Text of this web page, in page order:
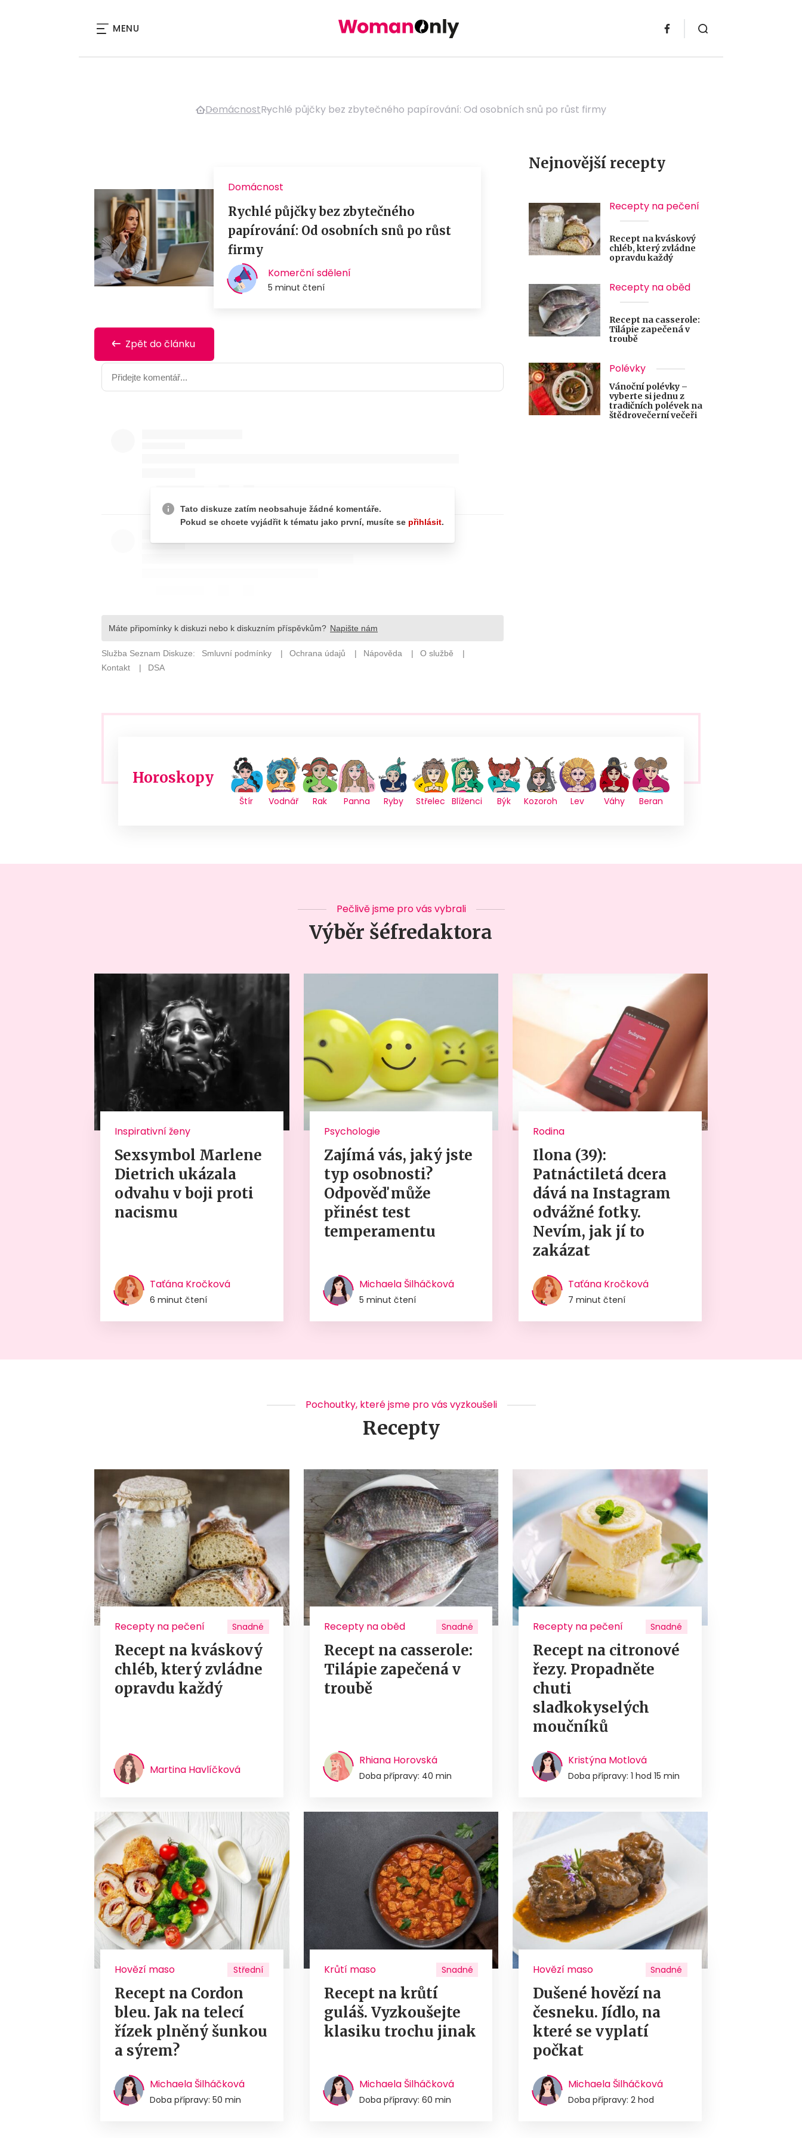
MENU
DomácnostRychlé půjčky bez zbytečného papírování: Od osobních snů po růst firmy
Zpět do článku
Nejnovější recepty
Recepty na pečení
Recept na kváskový
chléb, který zvládne
opravdu každý
Recepty na oběd
Recept na casserole:
Tilápie zapečená v
troubě
Polévky
Vánoční polévky –
vyberte si jednu z
tradičních polévek na
štědrovečerní večeři
Horoskopy
Štír Vodnář Rak Panna Ryby Střelec Blíženci Býk Kozoroh Lev Váhy Beran
Pečlivě jsme pro vás vybrali
Výběr šéfredaktora
Inspirativní ženy
Sexsymbol Marlene
Dietrich ukázala
odvahu v boji proti
nacismu
Taťána Kročková
6 minut čtení
Psychologie
Zajímá vás, jaký jste
typ osobnosti?
Odpověď může
přinést test
temperamentu
Michaela Šilháčková
5 minut čtení
Rodina
Ilona (39):
Patnáctiletá dcera
dává na Instagram
odvážné fotky.
Nevím, jak jí to
zakázat
Taťána Kročková
7 minut čtení
Pochoutky, které jsme pro vás vyzkoušeli
Recepty
Recepty na pečení Snadné
Recept na kváskový
chléb, který zvládne
opravdu každý
Martina Havlíčková
Recepty na oběd Snadné
Recept na casserole:
Tilápie zapečená v
troubě
Rhiana Horovská
Doba přípravy: 40 min
Recepty na pečení Snadné
Recept na citronové
řezy. Propadněte
chuti
sladkokyselých
moučníků
Kristýna Motlová
Doba přípravy: 1 hod 15 min
Hovězí maso Střední
Recept na Cordon
bleu. Jak na telecí
řízek plněný šunkou
a sýrem?
Michaela Šilháčková
Doba přípravy: 50 min
Krůtí maso Snadné
Recept na krůtí
guláš. Vyzkoušejte
klasiku trochu jinak
Michaela Šilháčková
Doba přípravy: 60 min
Hovězí maso Snadné
Dušené hovězí na
česneku. Jídlo, na
které se vyplatí
počkat
Michaela Šilháčková
Doba přípravy: 2 hod